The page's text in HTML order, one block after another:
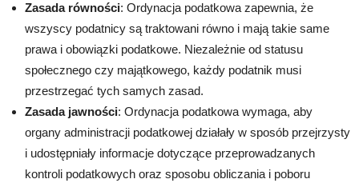
Zasada równości: Ordynacja podatkowa zapewnia, że
wszyscy podatnicy są traktowani równo i mają takie same
prawa i obowiązki podatkowe. Niezależnie od statusu
społecznego czy majątkowego, każdy podatnik musi
przestrzegać tych samych zasad.
Zasada jawności: Ordynacja podatkowa wymaga, aby
organy administracji podatkowej działały w sposób przejrzysty
i udostępniały informacje dotyczące przeprowadzanych
kontroli podatkowych oraz sposobu obliczania i poboru